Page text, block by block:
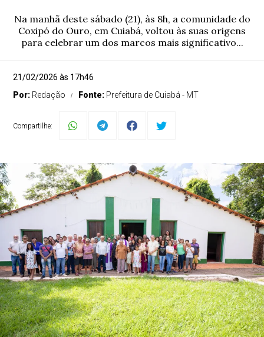
Na manhã deste sábado (21), às 8h, a comunidade do
Coxipó do Ouro, em Cuiabá, voltou às suas origens
para celebrar um dos marcos mais significativo...
21/02/2026 às 17h46
Por: Redação Fonte: Prefeitura de Cuiabá - MT
Compartilhe: